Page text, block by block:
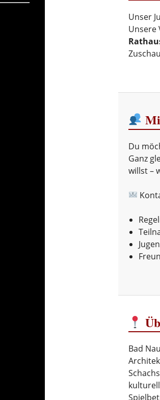
Unser
Unsere
Du
Ganz
willst –
Bad